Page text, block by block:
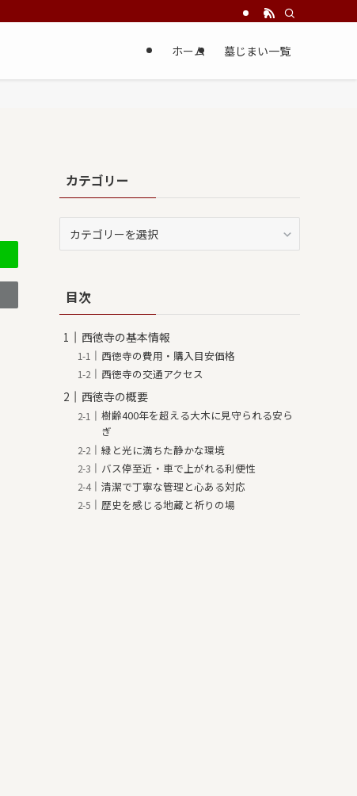
ホーム 墓じまい一覧
カテゴリー
テ
リ目次
西徳寺の基本情報
西徳寺の費用・購入目安価格
西徳寺の交通アクセス
西徳寺の概要
樹齢400年を超える大木に見守られる安ら
ぎ
緑と光に満ちた静かな環境
バス停至近・車で上がれる利便性
清潔で丁寧な管理と心ある対応
歴史を感じる地蔵と祈りの場